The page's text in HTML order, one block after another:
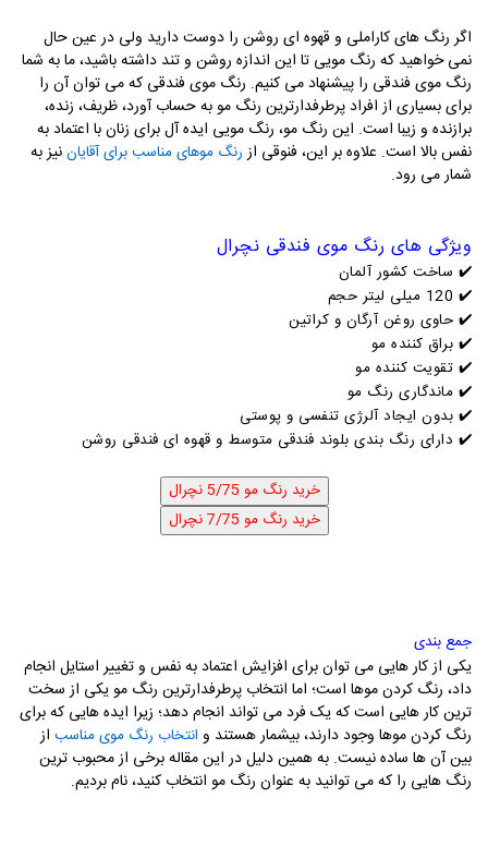
اگر رنگ های کاراملی و قهوه ای روشن را دوست دارید ولی در عین حال
نمی خواهید که رنگ مویی تا این اندازه روشن و تند داشته باشید، ما به شما
رنگ موی فندقی را پیشنهاد می کنیم. رنگ موی فندقی که می توان آن را
برای بسیاری از افراد پرطرفدارترین رنگ مو به حساب آورد، ظریف، زنده،
برازنده و زیبا است. این رنگ مو، رنگ مویی ایده آل برای زنان با اعتماد به
نفس بالا است. علاوه بر این، فنوقی از رنگ موهای مناسب برای آقایاننیز به
شمار می رود.
ویژگی های رنگ موی فندقی نچرال
✔️ ساخت کشور آلمان
✔️ 120 میلی لیتر حجم
✔️ حاوی روغن آرگان و کراتین
✔️ براق کننده مو
✔️ تقویت کننده مو
✔️ ماندگاری رنگ مو
✔️ بدون ایجاد آلرژی تنفسی و پوستی
✔️ دارای رنگ بندی بلوند فندقی متوسط و قهوه ای فندقی روشن
جمع بندی
یکی از کار هایی می توان برای افزایش اعتماد به نفس و تغییر استایل انجام
داد، رنگ کردن موها است؛ اما انتخاب پرطرفدارترین رنگ مو یکی از سخت
ترین کار هایی است که یک فرد می تواند انجام دهد؛ زیرا ایده هایی که برای
رنگ کردن موها وجود دارند، بیشمار هستند و انتخاب رنگ موی مناسب از
بین آن ها ساده نیست. به همین دلیل در این مقاله برخی از محبوب ترین
رنگ هایی را که می توانید به عنوان رنگ مو انتخاب کنید، نام بردیم.